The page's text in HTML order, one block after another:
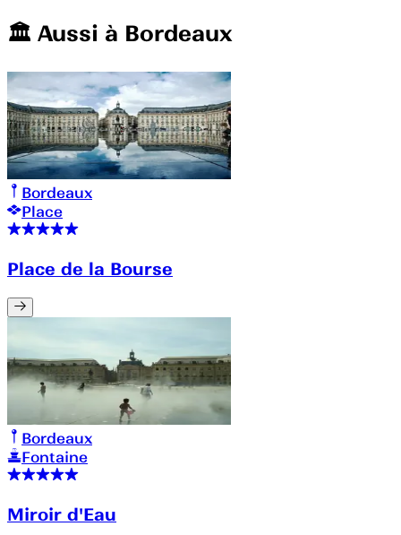
🏛️️ Aussi à Bordeaux
Bordeaux
Place
Place de la Bourse
Bordeaux
Fontaine
Miroir d'Eau